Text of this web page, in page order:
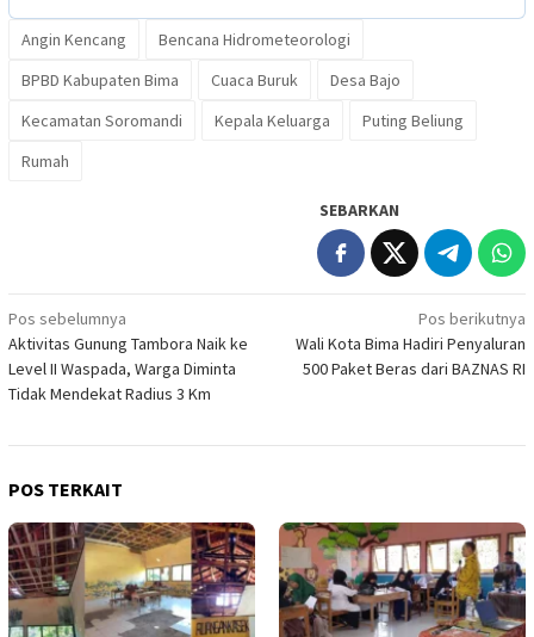
Angin Kencang
Bencana Hidrometeorologi
BPBD Kabupaten Bima
Cuaca Buruk
Desa Bajo
Kecamatan Soromandi
Kepala Keluarga
Puting Beliung
Rumah
SEBARKAN
Navigasi
pos
Pos sebelumnya
Aktivitas Gunung Tambora Naik ke
Level II Waspada, Warga Diminta
Tidak Mendekat Radius 3 Km
Pos berikutnya
Wali Kota Bima Hadiri Penyaluran
500 Paket Beras dari BAZNAS RI
POS TERKAIT